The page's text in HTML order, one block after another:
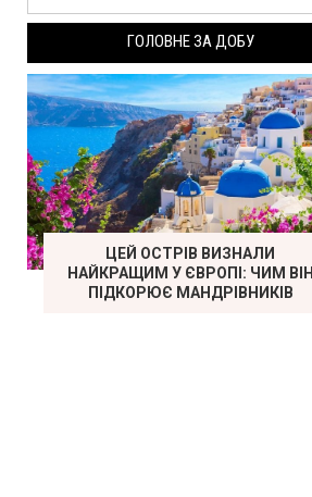
ГОЛОВНЕ ЗА ДОБУ
ЦЕЙ ОСТРІВ ВИЗНАЛИ
НАЙКРАЩИМ У ЄВРОПІ: ЧИМ ВІН
ПІДКОРЮЄ МАНДРІВНИКІВ